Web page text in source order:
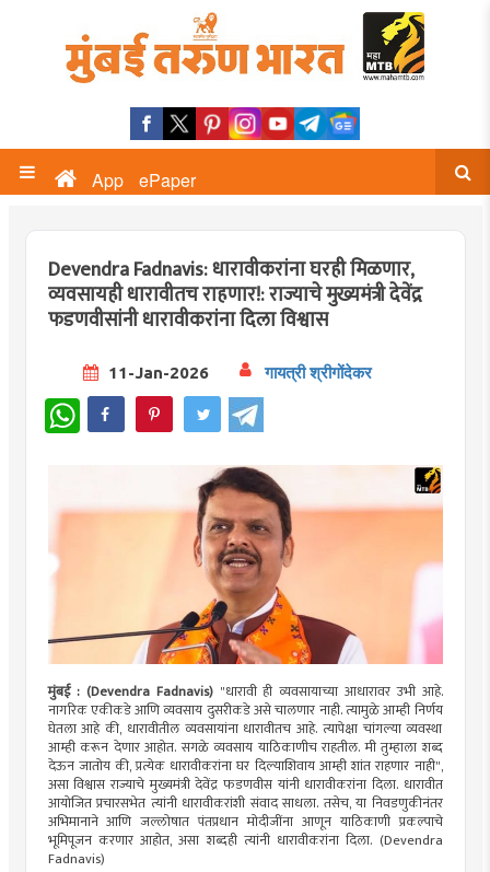
App ePaper
Devendra Fadnavis: धारावीकरांना घरही मिळणार,
व्यवसायही धारावीतच राहणार!: राज्याचे मुख्यमंत्री देवेंद्र
फडणवीसांनी धारावीकरांना दिला विश्वास
11-Jan-2026 गायत्री श्रीगोंदेकर
WhatsApp
मुंबई : (Devendra Fadnavis)"धारावी ही व्यवसायाच्या आधारावर उभी आहे.
नागरिक एकीकडे आणि व्यवसाय दुसरीकडे असे चालणार नाही. त्यामुळे आम्ही निर्णय
घेतला आहे की, धारावीतील व्यवसायांना धारावीतच आहे. त्यापेक्षा चांगल्या व्यवस्था
आम्ही करून देणार आहोत. सगळे व्यवसाय याठिकाणीच राहतील. मी तुम्हाला शब्द
देऊन जातोय की, प्रत्येक धारावीकरांना घर दिल्याशिवाय आम्ही शांत राहणार नाही",
असा विश्वास राज्याचे मुख्यमंत्री देवेंद्र फडणवीस यांनी धारावीकरांना दिला. धारावीत
आयोजित प्रचारसभेत त्यांनी धारावीकरांशी संवाद साधला. तसेच, या निवडणुकीनंतर
अभिमानाने आणि जल्लोषात पंतप्रधान मोदीजींना आणून याठिकाणी प्रकल्पाचे
भूमिपूजन करणार आहोत, असा शब्दही त्यांनी धारावीकरांना दिला. (Devendra
Fadnavis)